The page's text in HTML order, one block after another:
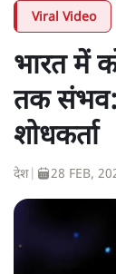
Viral Video
भारत में
तक
शोधकर्ता
देश 28 FEB,